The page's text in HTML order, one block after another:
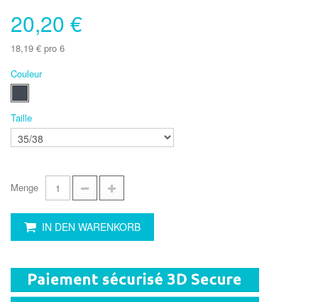
20,20 €
18,19 € pro 6
Couleur
Taille
Menge
IN DEN WARENKORB